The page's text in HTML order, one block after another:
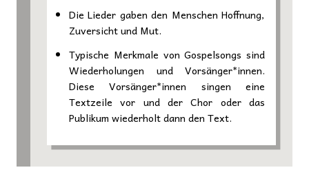
Die Lieder gaben den Menschen Hoffnung,
Zuversicht und Mut.
Typische Merkmale von Gospelsongs sind
Wiederholungen und Vorsänger*innen.
Diese Vorsänger*innen singen eine
Textzeile vor und der Chor oder das
Publikum wiederholt dann den Text.